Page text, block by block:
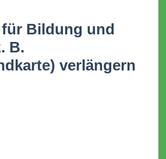
Bildung und
B.
verlängern